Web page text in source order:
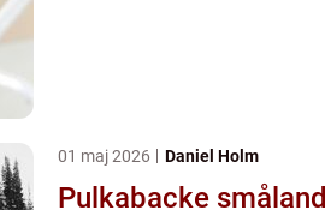
01 maj 2026 Daniel Holm
Pulkabacke småland snöglädje